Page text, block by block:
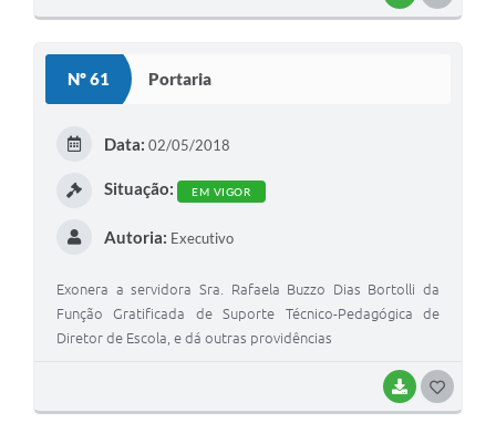
Nº 61 Portaria
BAIXAR
Data: 02/05/2018
Situação: EM VIGOR
Autoria: Executivo
Exonera a servidora Sra. Rafaela Buzzo Dias Bortolli da
Função Gratificada de Suporte Técnico-Pedagógica de
Diretor de Escola, e dá outras providências